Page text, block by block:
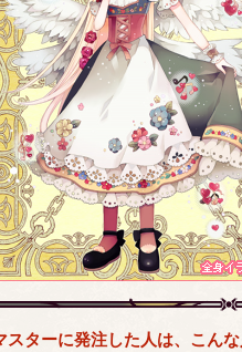
スターに発注した人は、こん